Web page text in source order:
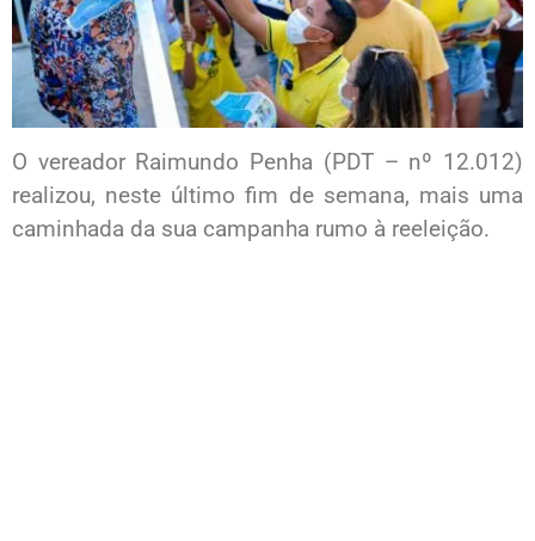
O vereador Raimundo Penha (PDT – nº 12.012)
realizou, neste último fim de semana, mais uma
caminhada da sua campanha rumo à reeleição.